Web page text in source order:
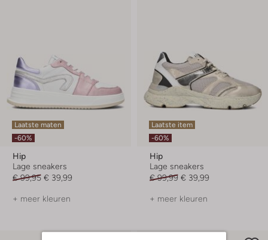
Laatste maten
-60%
Hip
Lage sneakers
€ 99,95 € 39,99
+ meer kleuren
Laatste item
-60%
Hip
Lage sneakers
€ 99,99 € 39,99
+ meer kleuren